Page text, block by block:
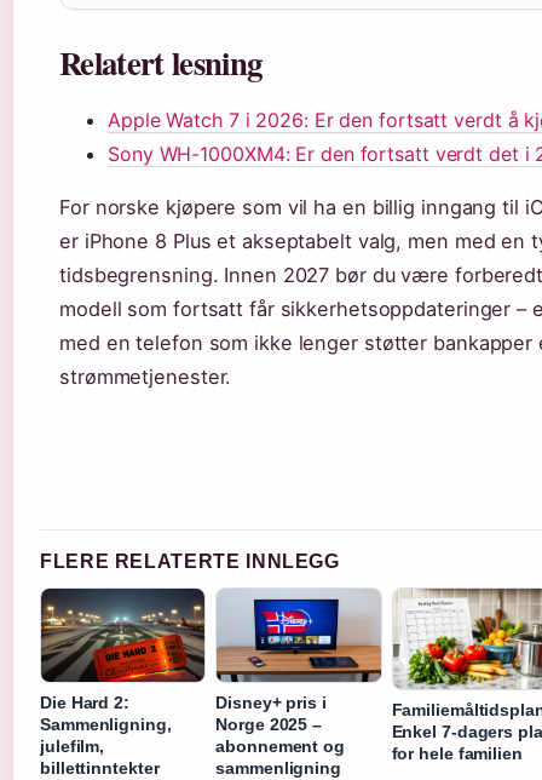
Relatert lesning
Apple Watch 7 i 2026: Er den fortsatt verdt å
Sony WH-1000XM4: Er den fortsatt verdt det i
For norske kjøpere som vil ha en billig inngang til
er iPhone 8 Plus et akseptabelt valg, men med en
tidsbegrensning. Innen 2027 bør du være
modell som fortsatt får sikkerhetsoppdateringer –
med en telefon som ikke lenger støtter bankapper
strømmetjenester.
FLERE RELATERTE INNLEGG
Die Hard 2:
Sammenligning,
julefilm,
billettinntekter
Disney+ pris i
Norge 2025 –
abonnement og
sammenligning
Enkel 7-dagers
for hele familien